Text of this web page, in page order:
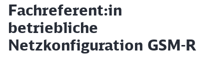
Fachreferent:in
betriebliche
Netzkonfiguration GSM-R